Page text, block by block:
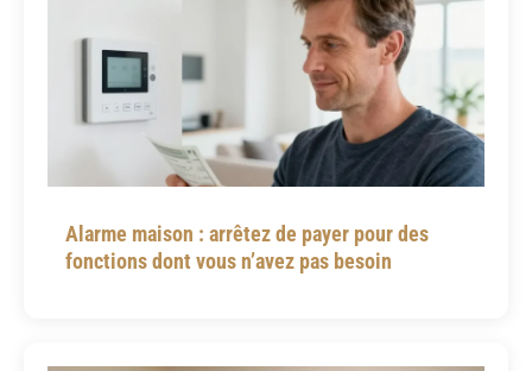
Alarme maison : arrêtez de payer pour des
fonctions dont vous n’avez pas besoin